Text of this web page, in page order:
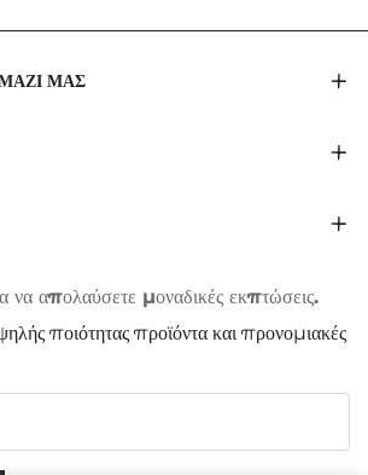
ΜΑΣ
να απολαύσετε μοναδικές εκπτώσεις.
ποιότητας προϊόντα και προνομιακές